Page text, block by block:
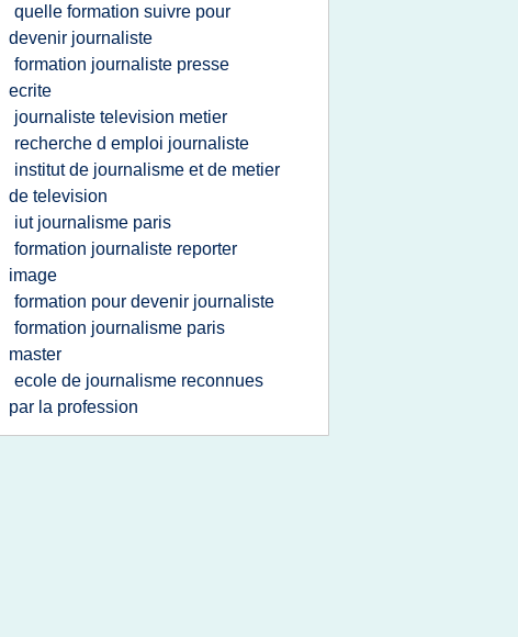
quelle formation suivre pour
devenir journaliste
formation journaliste presse
ecrite
journaliste television metier
recherche d emploi journaliste
institut de journalisme et de metier
de television
iut journalisme paris
formation journaliste reporter
image
formation pour devenir journaliste
formation journalisme paris
master
ecole de journalisme reconnues
par la profession